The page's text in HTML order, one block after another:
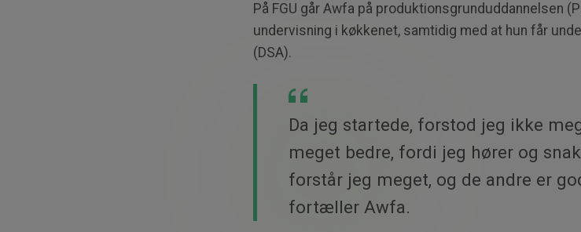
På FGU går Awfa på produktionsgrunduddannelsen
undervisning i køkkenet, samtidig med at hun får
(DSA).
Da jeg startede, forstod jeg ikke
meget bedre, fordi jeg hører og
forstår jeg meget, og de andre er
fortæller Awfa.